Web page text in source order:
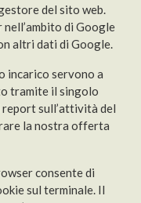
del sito web.
nell’ambito di Google
altri dati di Google.
incarico servono a
tramite il singolo
report sull’attività del
la nostra offerta
consente di
sul terminale. Il